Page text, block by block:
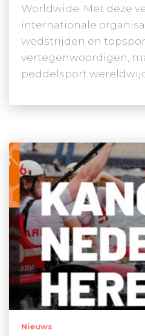
Worldwide. Met deze
internationale
wedstrijden en
vertegenwoordigen,
peddelsport
Nieuws